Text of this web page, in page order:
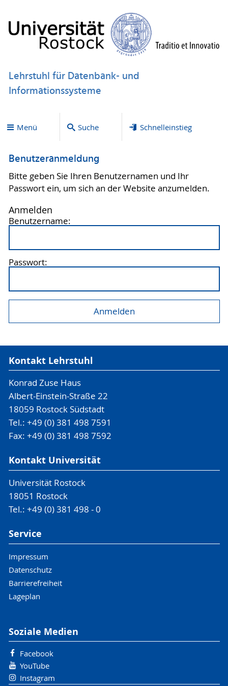
Lehrstuhl für Datenbank- und
Informationssysteme
Menü Suche Schnelleinstieg
Benutzeranmeldung
Bitte geben Sie Ihren Benutzernamen und Ihr
Passwort ein, um sich an der Website anzumelden.
Anmelden
Benutzername:
Passwort:
Kontakt Lehrstuhl
Konrad Zuse Haus
Albert-Einstein-Straße 22
18059 Rostock Südstadt
Tel.: +49 (0) 381 498 7591
Fax: +49 (0) 381 498 7592
Kontakt Universität
Universität Rostock
18051 Rostock
Tel.: +49 (0) 381 498 - 0
Service
Impressum
Datenschutz
Barrierefreiheit
Lageplan
Soziale Medien
Facebook
YouTube
Instagram